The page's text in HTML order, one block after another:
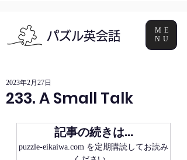
パズル英会話
ME
NU
233. A Small Talk
2023年2月27日
記事の続きは…
puzzle-eikaiwa.com を定期購読してお読み